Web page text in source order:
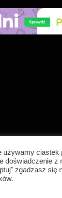
|Theme:Leto
używamy ciastek
doświadczenie z
zgadzasz się